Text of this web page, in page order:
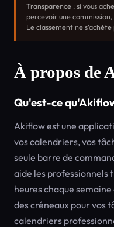
Transparence : si vous
percevoir une
Le classement ne s’achète
À propos de
Qu'est-ce
Akiflow est une
vos calendriers, vos
seule barre de
aide les professionnels
heures chaque
des créneaux pour vos
calendriers